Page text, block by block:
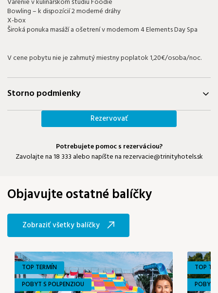
Bowling – k dispozícií 2 moderné dráhy
X-box
Široká ponuka masáží a ošetrení v modernom 4 Elements Day Spa
V cene pobytu nie je zahrnutý miestny poplatok 1,20€/osoba/noc.
Storno podmienky
Rezervovať
Potrebujete pomoc s rezerváciou?
Zavolajte na18 333 alebo napíšte narezervacie@trinityhotels.sk
Objavujte ostatné balíčky
Zobraziť všetky balíčky
TOP TERMÍN
POBYT S POLPENZIOU
TOP
POBYT